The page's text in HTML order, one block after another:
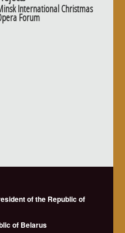
International Christmas
Forum
of the Republic of
of Belarus